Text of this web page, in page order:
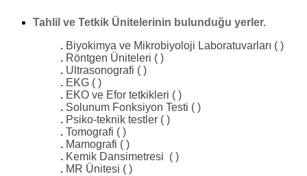
Tahlil ve Tetkik Ünitelerinin bulunduğu yerler.
. Biyokimya ve Mikrobiyoloji Laboratuvarları ( )
. Röntgen Üniteleri ( )
. Ultrasonografi ( )
. EKG ( )
. EKO ve Efor tetkikleri ( )
. Solunum Fonksiyon Testi ( )
. Psiko-teknik testler ( )
. Tomografi ( )
. Mamografi ( )
. Kemik Dansimetresi ( )
. MR Ünitesi ( )